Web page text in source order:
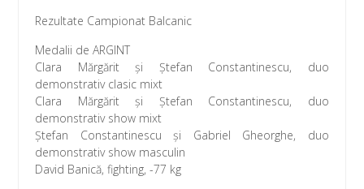
Rezultate Campionat Balcanic
Medalii de ARGINT
Clara Mărgărit și Ștefan Constantinescu, duo
demonstrativ clasic mixt
Clara Mărgărit și Ștefan Constantinescu, duo
demonstrativ show mixt
Ștefan Constantinescu și Gabriel Gheorghe, duo
demonstrativ show masculin
David Banică, fighting, -77 kg